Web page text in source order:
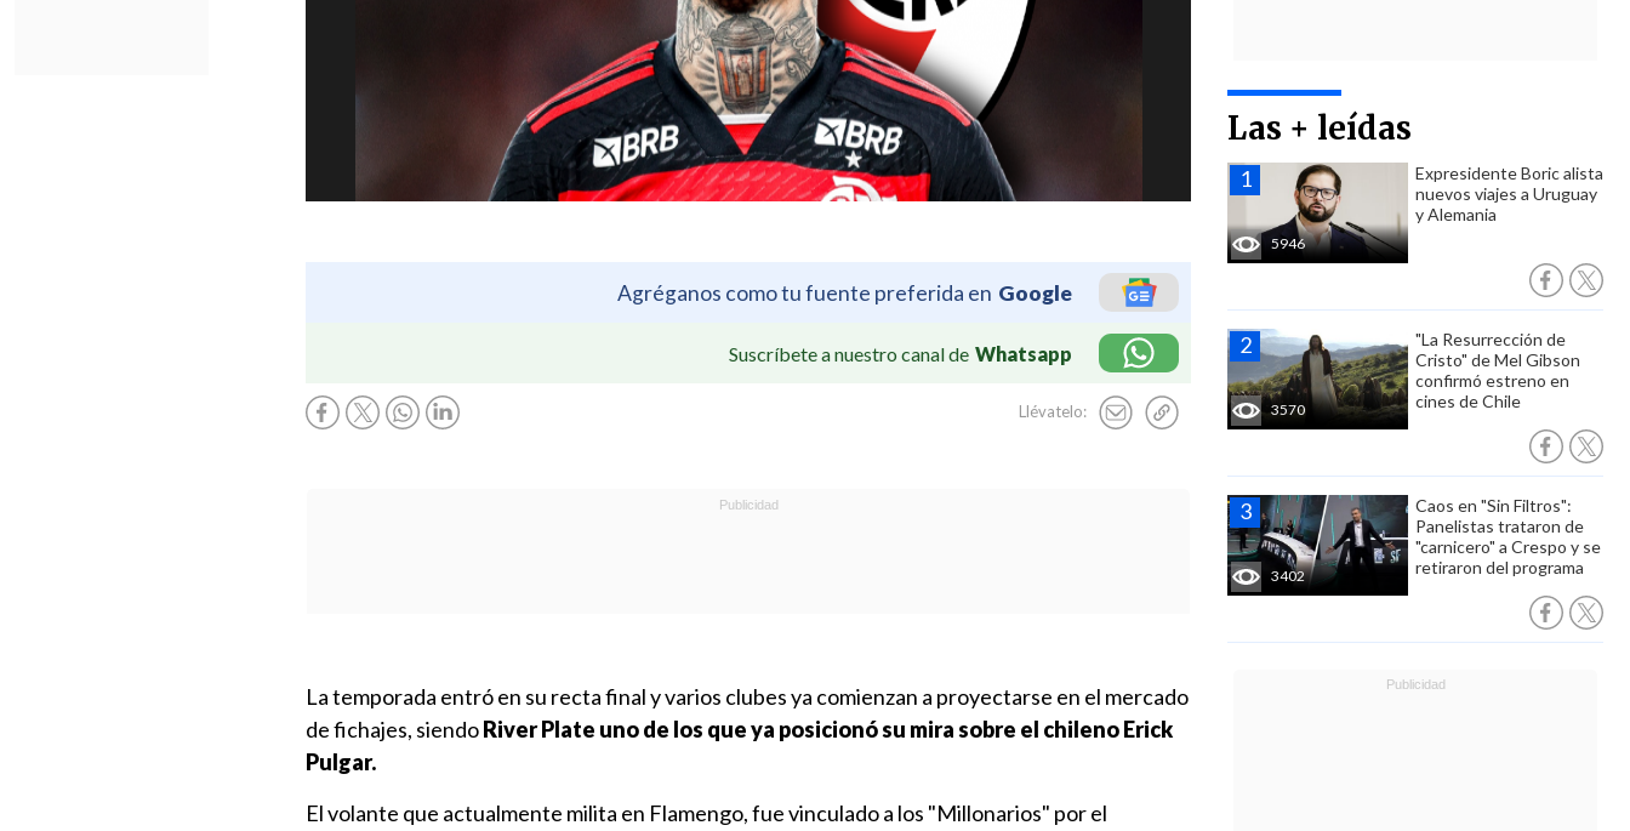
Agréganos como tu fuente preferida en Google
Suscríbete a nuestro canal de Whatsapp
Llévatelo:
Las + leídas
5946
Expresidente Boric alista
nuevos viajes a Uruguay
y Alemania
3570
"La Resurrección de
Cristo" de Mel Gibson
confirmó estreno en
cines de Chile
3402
Caos en "Sin Filtros":
Panelistas trataron de
"carnicero" a Crespo y se
retiraron del programa
La temporada entró en su recta final y varios clubes ya comienzan a proyectarse en el mercado
de fichajes, siendoRiver Plate uno de los que ya posicionó su mira sobre el chileno Erick
Pulgar.
El volante que actualmente milita en Flamengo, fue vinculado a los "Millonarios" por el